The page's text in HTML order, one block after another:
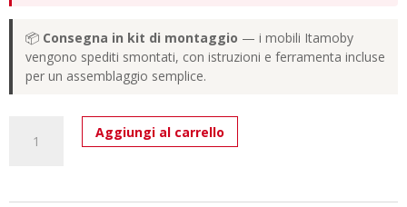
📦 Consegna in kit di montaggio — i mobili Itamoby
vengono spediti smontati, con istruzioni e ferramenta incluse
per un assemblaggio semplice.
allungabile
Aggiungi al carrello